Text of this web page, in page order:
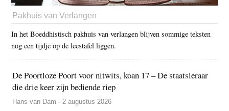
Pakhuis van Verlangen
In het Boeddhistisch pakhuis van verlangen blijven sommige teksten
nog een tijdje op de leestafel liggen.
De Poortloze Poort voor nitwits, koan 17 – De staatsleraar
die drie keer zijn bediende riep
Hans van Dam - 2 augustus 2026